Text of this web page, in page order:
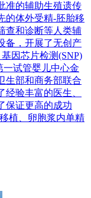
准的辅助生殖遗传
的体外受精-胚胎移
查和诊断等人类辅
备，开展了无创产
因芯片检测(SNP)
一试管婴儿中心金
生部和商务部联合
验丰富的医生、
保证更高的成功
植、卵胞浆内单精